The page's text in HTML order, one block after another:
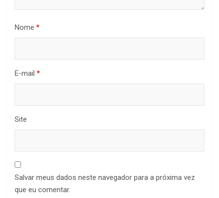
Nome *
E-mail *
Site
Salvar meus dados neste navegador para a próxima vez
que eu comentar.